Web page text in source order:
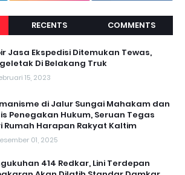
RECENTS COMMENTS
Jasa Ekspedisi Ditemukan Tewas,
Di Belakang Truk
15, 2023
di Jalur Sungai Mahakam dan
Penegakan Hukum, Seruan Tegas
Rumah Harapan Rakyat Kaltim
01, 2025
414 Redkar, Lini Terdepan